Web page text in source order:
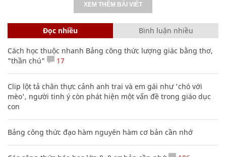
XEM THÊM BÀI VIẾT
Đọc nhiều Bình luận nhiều
Cách học thuộc nhanh Bảng công thức lượng giác bằng thơ,
"thần chú"
17
Clip lột tả chân thực cảnh anh trai và em gái như 'chó với
mèo', người tinh ý còn phát hiện một vấn đề trong giáo dục
con
Bảng công thức đạo hàm nguyên hàm cơ bản cần nhớ